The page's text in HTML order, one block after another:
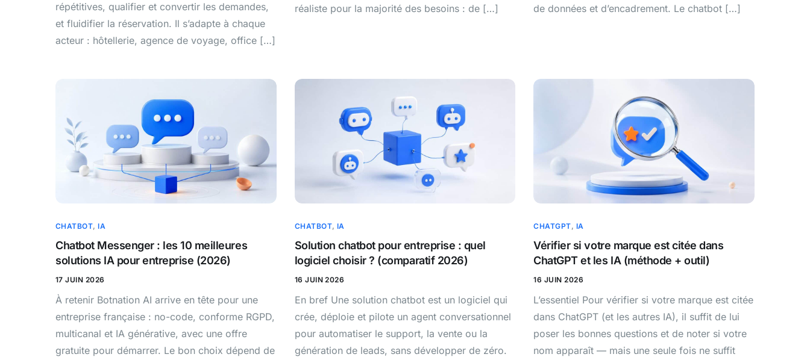
répétitives, qualifier et convertir les demandes,
et fluidifier la réservation. Il s’adapte à chaque
acteur : hôtellerie, agence de voyage, office […]
réaliste pour la majorité des besoins : de […]
de données et d’encadrement. Le chatbot […]
CHATBOT,IA
Chatbot Messenger : les 10 meilleures
solutions IA pour entreprise (2026)
17 JUIN 2026
À retenir Botnation AI arrive en tête pour une
entreprise française : no-code, conforme RGPD,
multicanal et IA générative, avec une offre
gratuite pour démarrer. Le bon choix dépend de
CHATBOT, IA
Solution chatbot pour entreprise : quel
logiciel choisir ? (comparatif 2026)
16 JUIN 2026
En bref Une solution chatbot est un logiciel qui
crée, déploie et pilote un agent conversationnel
pour automatiser le support, la vente ou la
génération de leads, sans développer de zéro.
CHATGPT, IA
Vérifier si votre marque est citée dans
ChatGPT et les IA (méthode + outil)
16 JUIN 2026
L’essentiel Pour vérifier si votre marque est citée
dans ChatGPT (et les autres IA), il suffit de lui
poser les bonnes questions et de noter si votre
nom apparaît — mais une seule fois ne suffit